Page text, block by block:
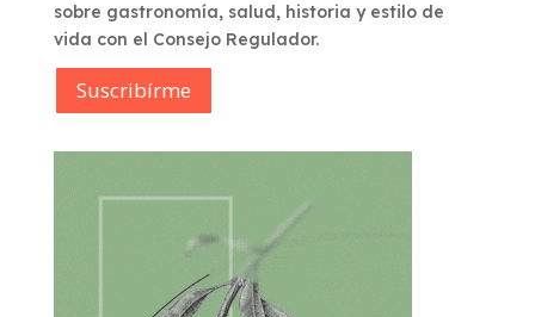
sobre gastronomía, salud, historia y estilo de
vida con el Consejo Regulador.
Suscribírme